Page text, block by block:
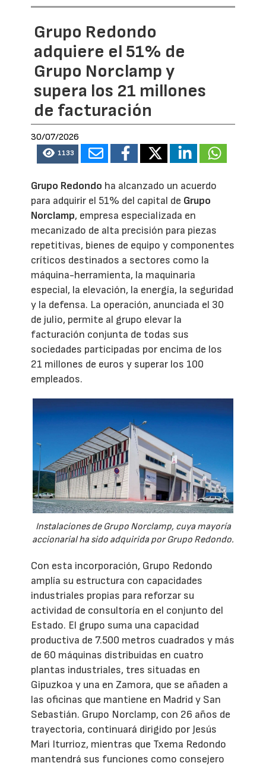
Grupo Redondo
adquiere el 51% de
Grupo Norclamp y
supera los 21 millones
de facturación
30/07/2026
1133
Grupo Redondo ha alcanzado un acuerdo
para adquirir el 51% del capital de Grupo
Norclamp, empresa especializada en
mecanizado de alta precisión para piezas
repetitivas, bienes de equipo y componentes
críticos destinados a sectores como la
máquina-herramienta, la maquinaria
especial, la elevación, la energía, la seguridad
y la defensa. La operación, anunciada el 30
de julio, permite al grupo elevar la
facturación conjunta de todas sus
sociedades participadas por encima de los
21 millones de euros y superar los 100
empleados.
Instalaciones de Grupo Norclamp, cuya mayoría
accionarial ha sido adquirida por Grupo Redondo.
Con esta incorporación, Grupo Redondo
amplía su estructura con capacidades
industriales propias para reforzar su
actividad de consultoría en el conjunto del
Estado. El grupo suma una capacidad
productiva de 7.500 metros cuadrados y más
de 60 máquinas distribuidas en cuatro
plantas industriales, tres situadas en
Gipuzkoa y una en Zamora, que se añaden a
las oficinas que mantiene en Madrid y San
Sebastián. Grupo Norclamp, con 26 años de
trayectoria, continuará dirigido por Jesús
Mari Iturrioz, mientras que Txema Redondo
mantendrá sus funciones como consejero